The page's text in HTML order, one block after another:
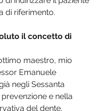
di riferimento.
il concetto di
maestro, mio
Emanuele
negli Sessanta
e nella
del dente,